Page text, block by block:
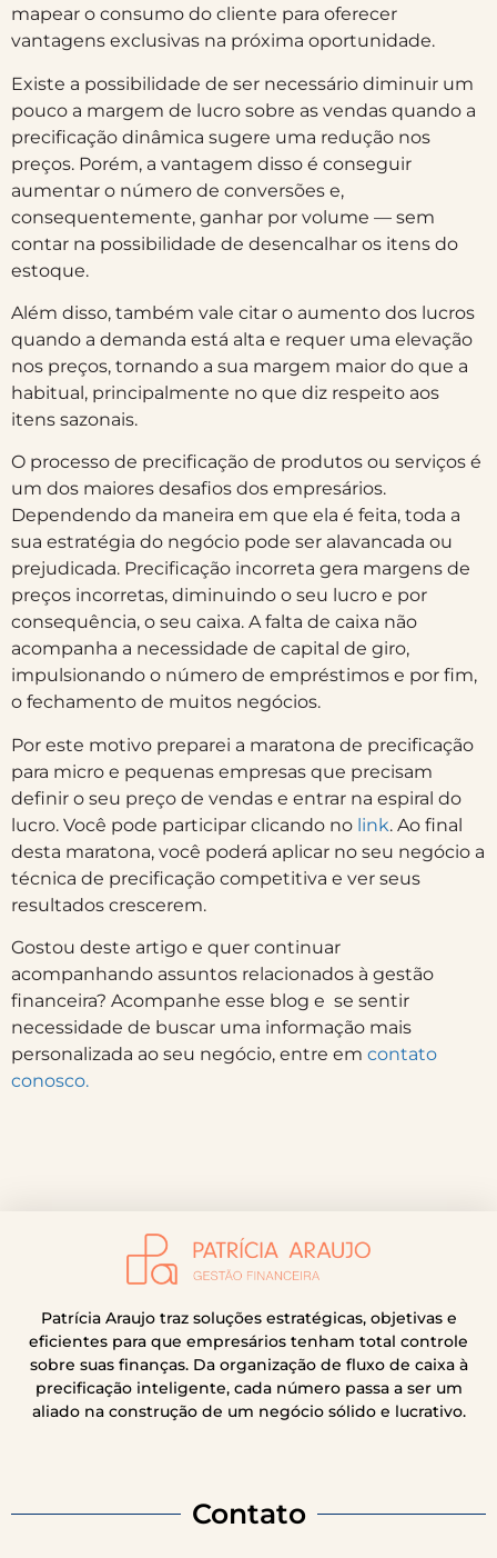
mapear o consumo do cliente para oferecer
vantagens exclusivas na próxima oportunidade.
Existe a possibilidade de ser necessário diminuir um
pouco a margem de lucro sobre as vendas quando a
precificação dinâmica sugere uma redução nos
preços. Porém, a vantagem disso é conseguir
aumentar o número de conversões e,
consequentemente, ganhar por volume — sem
contar na possibilidade de desencalhar os itens do
estoque.
Além disso, também vale citar o aumento dos lucros
quando a demanda está alta e requer uma elevação
nos preços, tornando a sua margem maior do que a
habitual, principalmente no que diz respeito aos
itens sazonais.
O processo de precificação de produtos ou serviços é
um dos maiores desafios dos empresários.
Dependendo da maneira em que ela é feita, toda a
sua estratégia do negócio pode ser alavancada ou
prejudicada. Precificação incorreta gera margens de
preços incorretas, diminuindo o seu lucro e por
consequência, o seu caixa. A falta de caixa não
acompanha a necessidade de capital de giro,
impulsionando o número de empréstimos e por fim,
o fechamento de muitos negócios.
Por este motivo preparei a maratona de precificação
para micro e pequenas empresas que precisam
definir o seu preço de vendas e entrar na espiral do
lucro. Você pode participar clicando no link. Ao final
desta maratona, você poderá aplicar no seu negócio a
técnica de precificação competitiva e ver seus
resultados crescerem.
Gostou deste artigo e quer continuar
acompanhando assuntos relacionados à gestão
financeira? Acompanhe esse blog e se sentir
necessidade de buscar uma informação mais
personalizada ao seu negócio, entre em contato
conosco.
Patrícia Araujo traz soluções estratégicas, objetivas e
eficientes para que empresários tenham total controle
sobre suas finanças. Da organização de fluxo de caixa à
precificação inteligente, cada número passa a ser um
aliado na construção de um negócio sólido e lucrativo.
Contato